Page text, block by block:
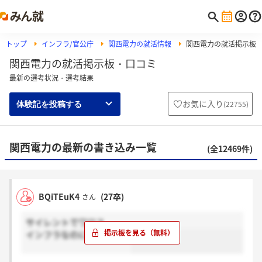
トップ インフラ/官公庁 関西電力の就活情報 関西電力の就活掲示板
関西電力の就活掲示板・口コミ
最新の選考状況・選考結果
体験記を投稿する お気に入り (22755)
関西電力の最新の書き込み一覧 (全12469件)
BQiTEuK4 さん (27卒)
サイレントでワロス
インフラなのに大丈夫か？